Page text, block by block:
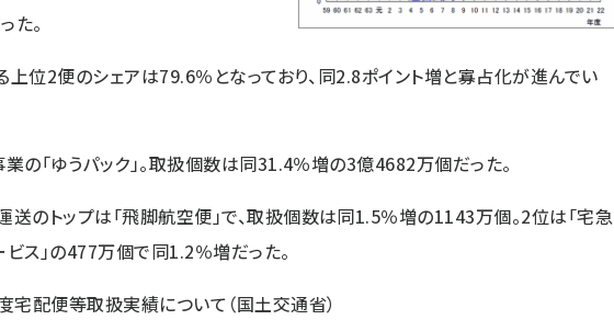
た。
上位2便のシェアは79.6％となっており、同2.8ポイント増と寡占化が進んでい
の「ゆうパック」。取扱個数は同31.4％増の3億4682万個だった。
のトップは「飛脚航空便」で、取扱個数は同1.5％増の1143万個。2位は「宅急
ス」の477万個で同1.2％増だった。
宅配便等取扱実績について（国土交通省）